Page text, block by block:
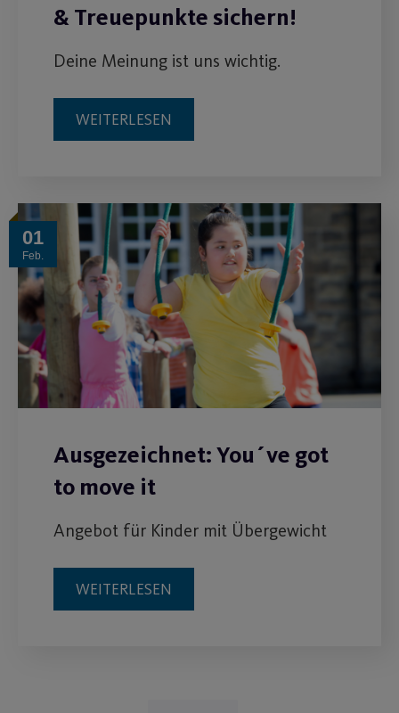
& Treuepunkte sichern!
Deine Meinung ist uns wichtig.
WEITERLESEN
01
Feb.
Ausgezeichnet: You´ve got
to move it
Angebot für Kinder mit Übergewicht
WEITERLESEN